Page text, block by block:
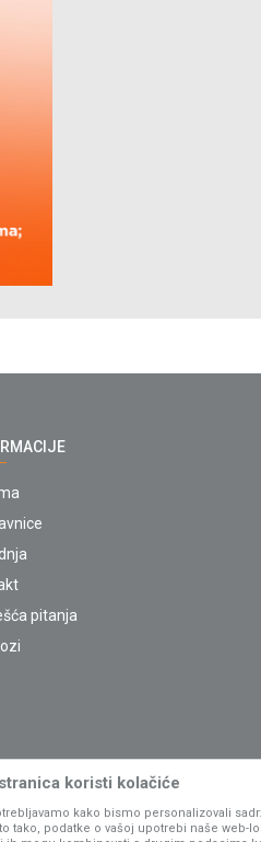
pitanja
koristi kolačiće
kako bismo personalizovali
tako, podatke o vašoj upotrebi naše